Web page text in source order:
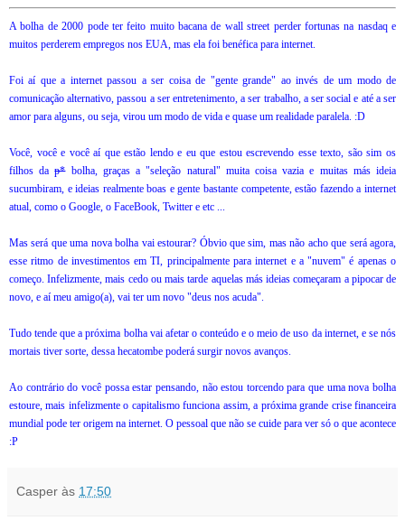
A bolha de 2000 pode ter feito muito bacana de wall street perder fortunas na nasdaq e
muitos perderem empregos nos EUA, mas ela foi benéfica para internet.
Foi aí que a internet passou a ser coisa de "gente grande" ao invés de um modo de
comunicação alternativo, passou a ser entretenimento, a ser trabalho, a ser social e até a ser
amor para alguns, ou seja, virou um modo de vida e quase um realidade paralela. :D
Você, você e você aí que estão lendo e eu que estou escrevendo esse texto, são sim os
filhos dap*bolha, graças a "seleção natural" muita coisa vazia e muitas más ideia
sucumbiram, e ideias realmente boas e gente bastante competente, estão fazendo a internet
atual, como o Google, o FaceBook, Twitter e etc ...
Mas será que uma nova bolha vai estourar? Óbvio que sim, mas não acho que será agora,
esse ritmo de investimentos em TI, principalmente para internet e a "nuvem" é apenas o
começo. Infelizmente, mais cedo ou mais tarde aquelas más ideias começaram a pipocar de
novo, e aí meu amigo(a), vai ter um novo "deus nos acuda".
Tudo tende que a próxima bolha vai afetar o conteúdo e o meio de uso da internet, e se nós
mortais tiver sorte, dessa hecatombe poderá surgir novos avanços.
Ao contrário do você possa estar pensando, não estou torcendo para que uma nova bolha
estoure, mais infelizmente o capitalismo funciona assim, a próxima grande crise financeira
mundial pode ter origem na internet. O pessoal que não se cuide para ver só o que acontece
:P
Casper às 17:50